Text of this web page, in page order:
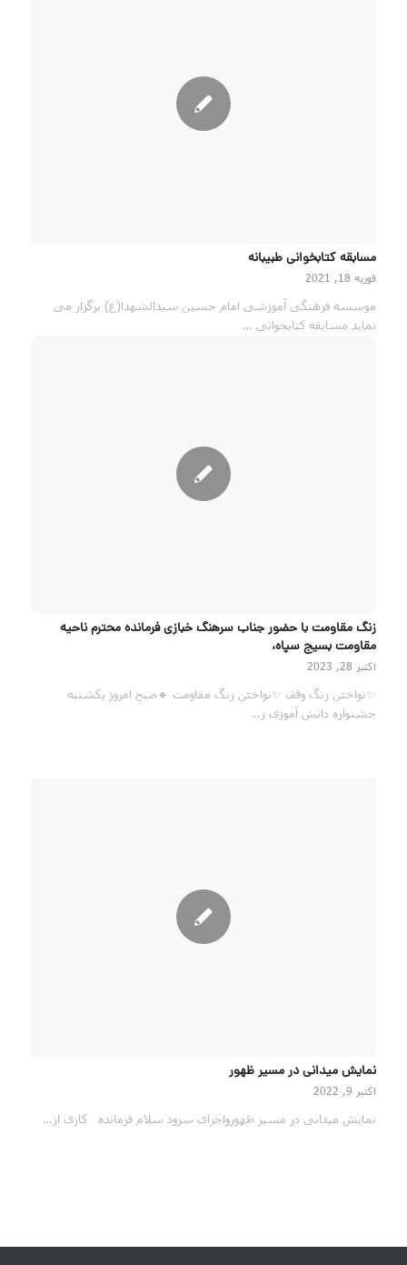
مسابقه کتابخوانی طبیبانه
فوریه 18, 2021
موسسه فرهنگی آموزشی امام حسین سیدالشهدا(ع) برگزار می
نماید مسابقه کتابخوانی …
زنگ مقاومت با حضور جناب سرهنگ خبازی فرمانده محترم ناحیه
مقاومت بسیج سپاه،
اکتبر 28, 2023
✨نواختن زنگ وقف ✨نواختن زنگ مقاومت 🔸صبح امروز یکشنبه
جشنواره دانش آموزی ز…
نمایش میدانی در مسیر ظهور
اکتبر 9, 2022
نمایش میدانی در مسیر ظهورواجرای سرود سلام فرمانده کاری از…